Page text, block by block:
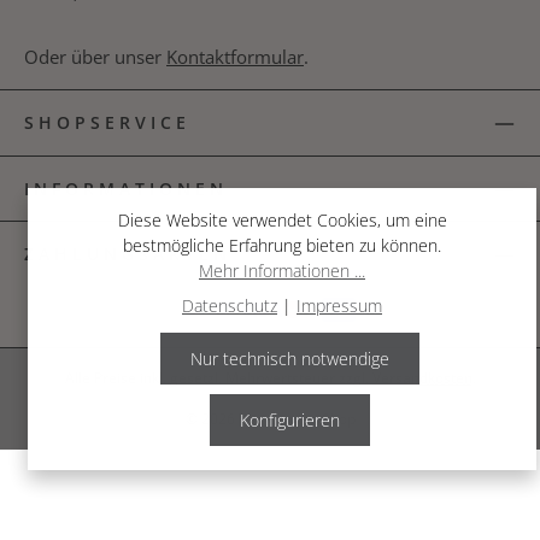
Oder über unser Kontaktformular.
SHOPSERVICE
INFORMATIONEN
ZAHLUNGSARTEN
© 2026 The Garden Shop
Diese Website verwendet Cookies, um eine
bestmögliche Erfahrung bieten zu können.
Mehr Informationen ...
Datenschutz | Impressum
Nur technisch notwendige
Konfigurieren